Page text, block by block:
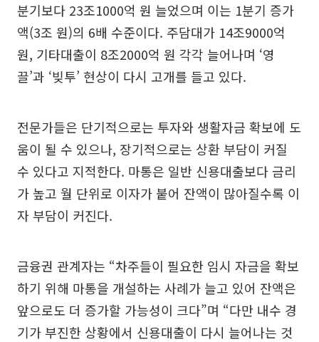
분기보다 23조1000억 원 늘었으며 이는 1분기 증가
액(3조 원)의 6배 수준이다. 주담대가 14조9000억
원, 기타대출이 8조2000억 원 각각 늘어나며 ‘영
끌’과 ‘빚투’ 현상이 다시 고개를 들고 있다.
전문가들은 단기적으로는 투자와 생활자금 확보에 도
움이 될 수 있으나, 장기적으로는 상환 부담이 커질
수 있다고 지적한다. 마통은 일반 신용대출보다 금리
가 높고 월 단위로 이자가 붙어 잔액이 많아질수록 이
자 부담이 커진다.
금융권 관계자는 “차주들이 필요한 임시 자금을 확보
하기 위해 마통을 개설하는 사례가 늘고 있어 잔액은
앞으로도 더 증가할 가능성이 크다”며 “다만 내수 경
기가 부진한 상황에서 신용대출이 다시 늘어나는 것